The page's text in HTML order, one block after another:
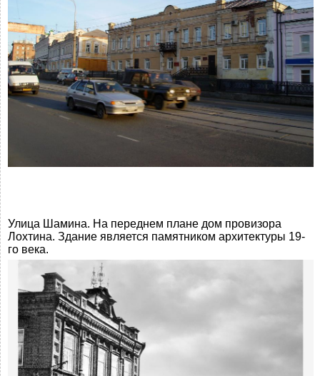
Улица Шамина. На переднем плане дом провизора
Лохтина. Здание является памятником архитектуры 19-
го века.